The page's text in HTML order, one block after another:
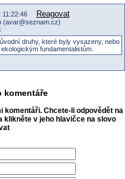
11:22:46 Reagovat
(avar@seznam.cz)
druhy, které byly vysazeny, nebo
fundamentalistům.
komentáře
komentáři. Chcete-li odpovědět na
klikněte v jeho hlavičce na slovo